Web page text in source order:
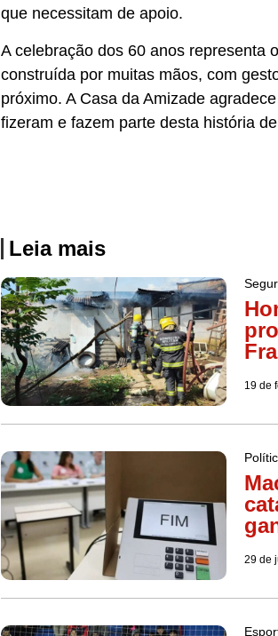
que necessitam de apoio.
A celebração dos 60 anos representa
construída por muitas mãos, com
próximo. A Casa da Amizade
fizeram e fazem parte desta história
Leia mais
19 de
29 de